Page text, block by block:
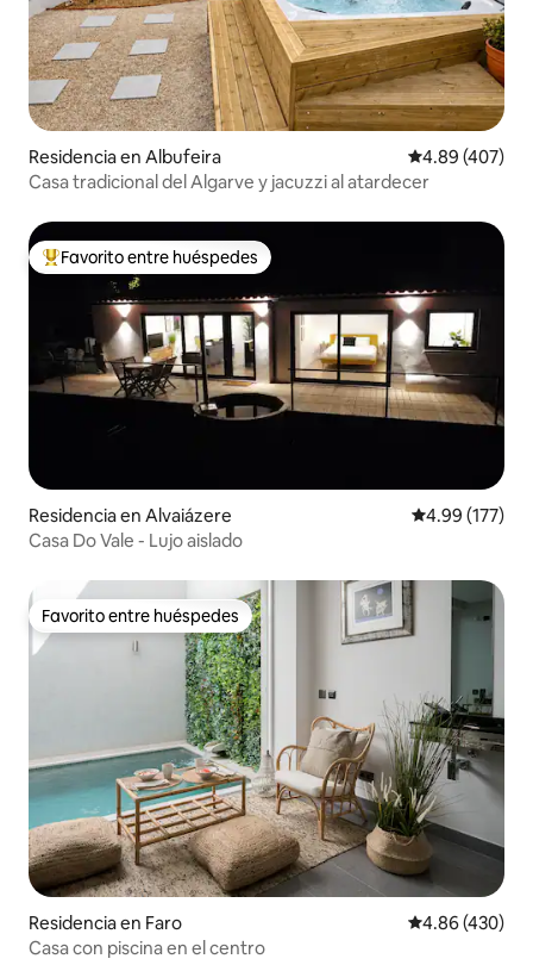
Residencia en Albufeira Calificación
4.89 (407)
Casa tradicional del Algarve y jacuzzi al atardecer
De los mejores en Favorito entre huéspedes
Favorito entre huéspedes
Residencia en Alvaiázere Calificación
4.99 (177)
Casa Do Vale - Lujo aislado
Favorito entre huéspedes
Favorito entre huéspedes
Residencia en Faro Calificación
4.86 (430)
Casa con piscina en el centro